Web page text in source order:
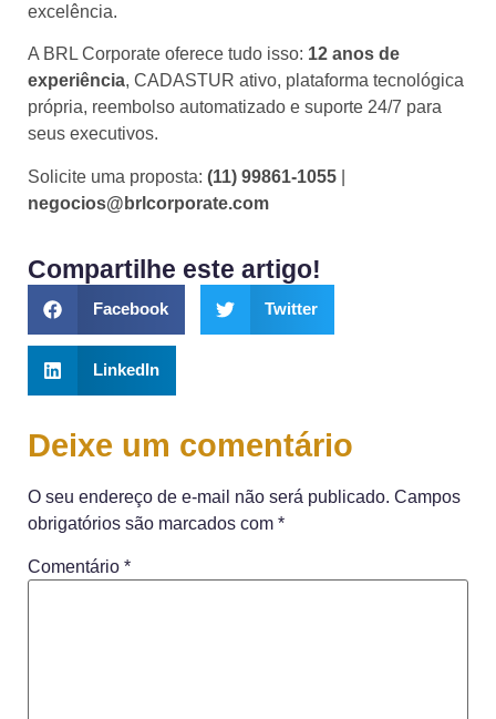
excelência.
A BRL Corporate oferece tudo isso: 12 anos de
experiência, CADASTUR ativo, plataforma tecnológica
própria, reembolso automatizado e suporte 24/7 para
seus executivos.
Solicite uma proposta: (11) 99861-1055
negocios@brlcorporate.com
Compartilhe este artigo!
Facebook Twitter
LinkedIn
Deixe um comentário
O seu endereço de e-mail não será publicado. Campos
obrigatórios são marcados com *
Comentário *